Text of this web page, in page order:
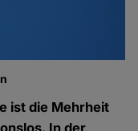
ist die Mehrheit